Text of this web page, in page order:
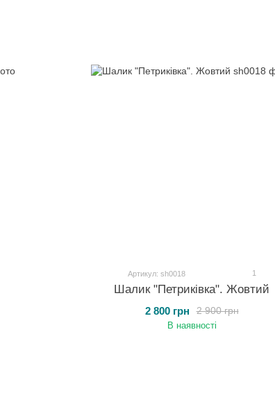
Артикул: sh0018 1
Шалик "Петриківка". Жовтий
2 900 грн
2 800 грн
В наявності